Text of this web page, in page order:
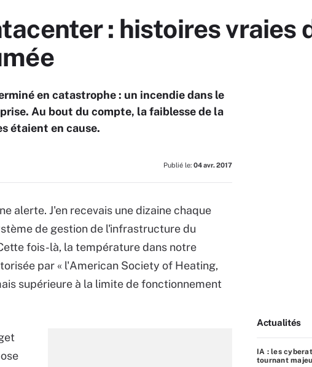
: histoires vraies
en catastrophe : un incendie dans le
Au bout du compte, la faiblesse de la
étaient en cause.
Publié le: 04 avr. 2017
alerte. J'en recevais une dizaine chaque
de gestion de l'infrastructure du
fois-là, la température dans notre
par « l'American Society of Heating,
supérieure à la limite de fonctionnement
Actualités
IA : les
tournant